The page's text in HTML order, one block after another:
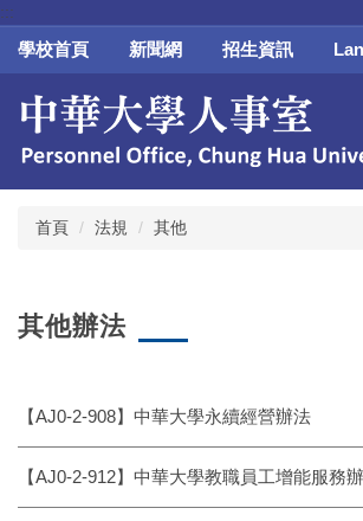
跳
到
內
區
:::
學校首頁 新聞網 招生資訊
首頁 法規 其他
其他辦法
【AJ0-2-908】中華大學永續經營辦法
【AJ0-2-912】中華大學教職員工增能服務